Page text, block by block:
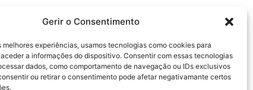
Gerir o Consentimento
melhores experiências, usamos tecnologias como cookies para
a informações do dispositivo. Consentir com essas tecnologias
dados, como comportamento de navegação ou IDs exclusivos
ou retirar o consentimento pode afetar negativamante certos